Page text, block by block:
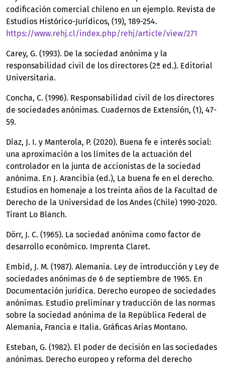
codificación comercial chileno en un ejemplo. Revista de
Estudios Histórico-Jurídicos, (19), 189-254.
https://www.rehj.cl/index.php/rehj/article/view/271
Carey, G. (1993). De la sociedad anónima y la
responsabilidad civil de los directores (2ª ed.). Editorial
Universitaria.
Concha, C. (1996). Responsabilidad civil de los directores
de sociedades anónimas. Cuadernos de Extensión, (1), 47-
59.
Díaz, J. I. y Manterola, P. (2020). Buena fe e interés social:
una aproximación a los límites de la actuación del
controlador en la junta de accionistas de la sociedad
anónima. En J. Arancibia (ed.), La buena fe en el derecho.
Estudios en homenaje a los treinta años de la Facultad de
Derecho de la Universidad de los Andes (Chile) 1990-2020.
Tirant Lo Blanch.
Dörr, J. C. (1965). La sociedad anónima como factor de
desarrollo económico. Imprenta Claret.
Embid, J. M. (1987). Alemania. Ley de introducción y Ley de
sociedades anónimas de 6 de septiembre de 1965. En
Documentación jurídica. Derecho europeo de sociedades
anónimas. Estudio preliminar y traducción de las normas
sobre la sociedad anónima de la República Federal de
Alemania, Francia e Italia. Gráficas Arias Montano.
Esteban, G. (1982). El poder de decisión en las sociedades
anónimas. Derecho europeo y reforma del derecho